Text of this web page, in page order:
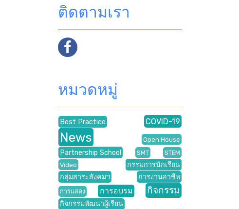
ติดตามเรา
หมวดหมู่
Best Practice COVID-19
News Open House
Partnership School SMT
STEM
Video
กรรมการนักเรียน
กลุ่มสาระสังคมฯ
การงานอาชีพ
การแสดง การอบรม กิจกรรม
กิจกรรมพัฒนาผู้เรียน